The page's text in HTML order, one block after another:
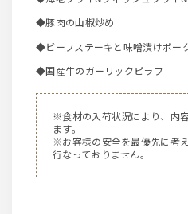
◆豚肉の山椒炒め
◆ビーフステーキと味噌漬けポー
◆国産牛のガーリックピラフ
※食材の入荷状況により、内
ます。
※お客様の安全を最優先に考
行なっておりません。